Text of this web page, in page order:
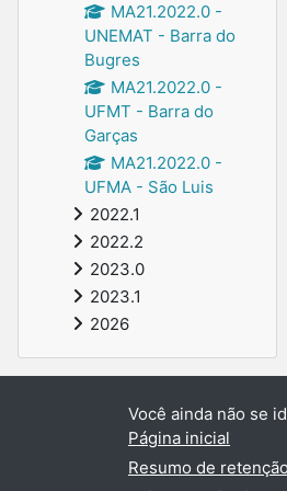
MA21.2022.0 -
UNEMAT - Barra do
Bugres
MA21.2022.0 -
UFMT - Barra do
Garças
MA21.2022.0 -
UFMA - São Luis
2022.1
2022.2
2023.0
2023.1
2026
Você ainda não se
Página inicial
Resumo de